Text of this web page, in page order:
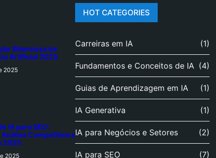
Silenciosa da
Artificial 2025
2025
IA para SEO:
Análise Competitiva e
2025
2025
HOT CATEGORIES
Carreiras em IA (1)
Fundamentos e Conceitos de IA (4)
Guias de Aprendizagem em IA (1)
IA Generativa (1)
IA para Negócios e Setores (2)
IA para SEO (7)